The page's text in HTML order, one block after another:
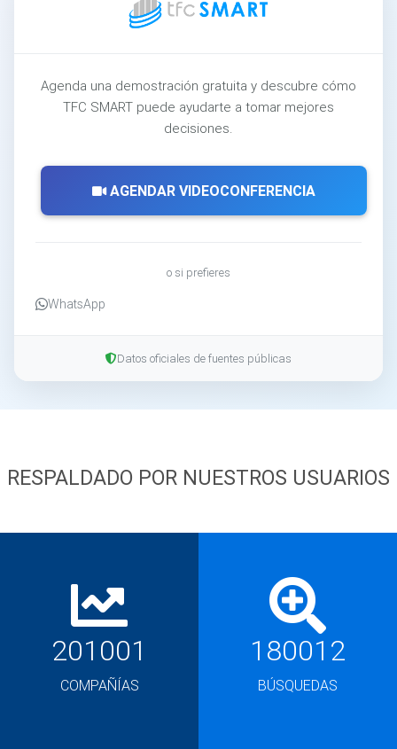
Agenda una demostración gratuita y descubre cómo
TFC SMART puede ayudarte a tomar mejores
decisiones.
AGENDAR VIDEOCONFERENCIA
o si prefieres
WhatsApp
Datos oficiales de fuentes públicas
RESPALDADO POR NUESTROS USUARIOS
201001
COMPAÑÍAS
180012
BÚSQUEDAS